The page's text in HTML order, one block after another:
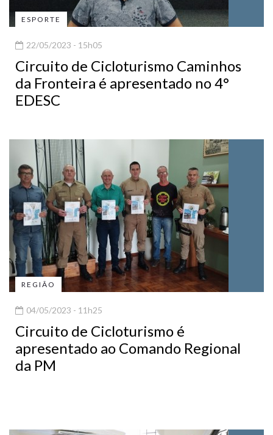
ESPORTE
22/05/2023 - 15h05
Circuito de Cicloturismo Caminhos
da Fronteira é apresentado no 4°
EDESC
REGIÃO
04/05/2023 - 11h25
Circuito de Cicloturismo é
apresentado ao Comando Regional
da PM